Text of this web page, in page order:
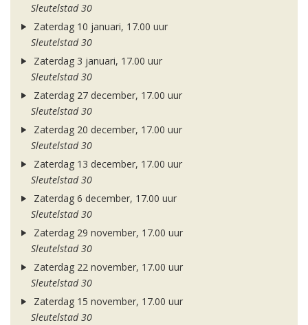
Sleutelstad 30
Zaterdag 10 januari, 17.00 uur
Sleutelstad 30
Zaterdag 3 januari, 17.00 uur
Sleutelstad 30
Zaterdag 27 december, 17.00 uur
Sleutelstad 30
Zaterdag 20 december, 17.00 uur
Sleutelstad 30
Zaterdag 13 december, 17.00 uur
Sleutelstad 30
Zaterdag 6 december, 17.00 uur
Sleutelstad 30
Zaterdag 29 november, 17.00 uur
Sleutelstad 30
Zaterdag 22 november, 17.00 uur
Sleutelstad 30
Zaterdag 15 november, 17.00 uur
Sleutelstad 30